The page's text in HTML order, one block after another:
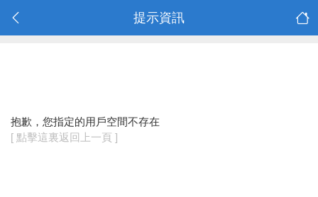
提示資訊
抱歉，您指定的用戶空間不存在
[ 點擊這裏返回上一頁 ]